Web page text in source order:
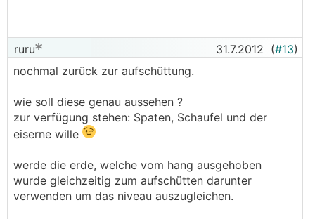
ruru 31.7.2012 (#13)
nochmal zurück zur aufschüttung.
wie soll diese genau aussehen ?
zur verfügung stehen: Spaten, Schaufel und der
eiserne wille
werde die erde, welche vom hang ausgehoben
wurde gleichzeitig zum aufschütten darunter
verwenden um das niveau auszugleichen.